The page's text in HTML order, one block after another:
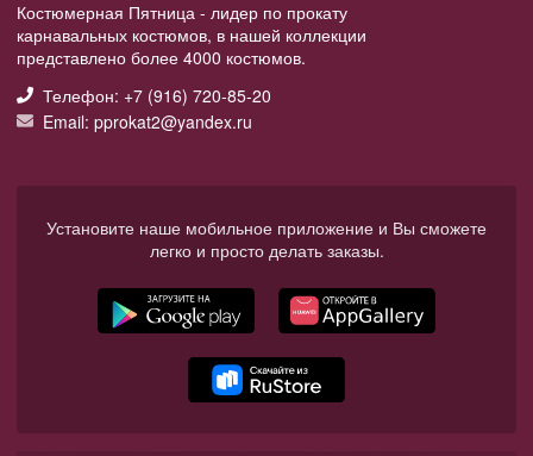
Костюмерная Пятница - лидер по прокату
карнавальных костюмов, в нашей коллекции
представлено более 4000 костюмов.
Телефон: +7 (916) 720-85-20
Email: pprokat2@yandex.ru
Установите наше мобильное приложение и Вы сможете
легко и просто делать заказы.